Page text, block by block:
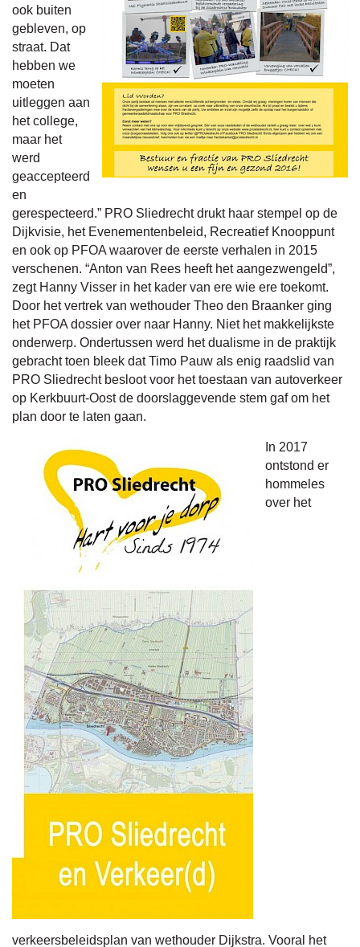
ook buiten
gebleven, op
straat. Dat
hebben we
moeten
uitleggen aan
het college,
maar het
werd
geaccepteerd
en
gerespecteerd.” PRO Sliedrecht drukt haar stempel op de
Dijkvisie, het Evenementenbeleid, Recreatief Knooppunt
en ook op PFOA waarover de eerste verhalen in 2015
verschenen. “Anton van Rees heeft het aangezwengeld”,
zegt Hanny Visser in het kader van ere wie ere toekomt.
Door het vertrek van wethouder Theo den Braanker ging
het PFOA dossier over naar Hanny. Niet het makkelijkste
onderwerp. Ondertussen werd het dualisme in de praktijk
gebracht toen bleek dat Timo Pauw als enig raadslid van
PRO Sliedrecht besloot voor het toestaan van autoverkeer
op Kerkbuurt-Oost de doorslaggevende stem gaf om het
plan door te laten gaan.
In 2017
ontstond er
hommeles
over het
verkeersbeleidsplan van wethouder Dijkstra. Vooral het